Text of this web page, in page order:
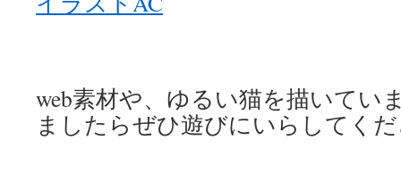
web素材や、ゆるい猫を描いてい
ましたらぜひ遊びにいらしてく